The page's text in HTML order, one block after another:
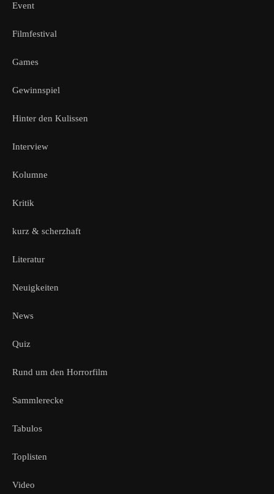
Event
Filmfestival
Games
Gewinnspiel
Hinter den Kulissen
Interview
Kolumne
Kritik
kurz & scherzhaft
Literatur
Neuigkeiten
News
Quiz
Rund um den Horrorfilm
Sammlerecke
Tabulos
Toplisten
Video